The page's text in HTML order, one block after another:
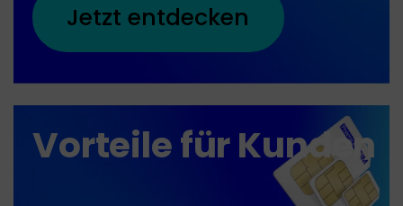
Jetzt entdecken
Vorteile für Kunden